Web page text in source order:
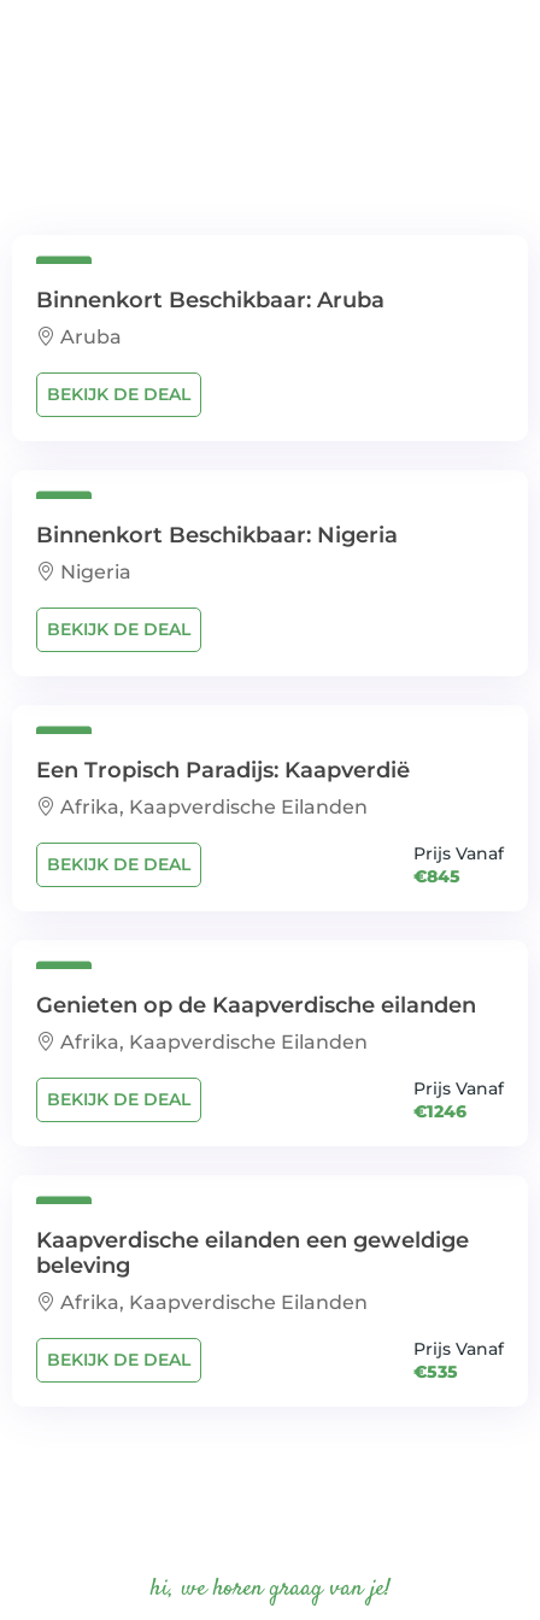
Binnenkort Beschikbaar: Aruba
Aruba
BEKIJK DE DEAL
Binnenkort Beschikbaar: Nigeria
Nigeria
BEKIJK DE DEAL
Een Tropisch Paradijs: Kaapverdië
Afrika, Kaapverdische Eilanden
BEKIJK DE DEAL
Prijs Vanaf
€845
Genieten op de Kaapverdische eilanden
Afrika, Kaapverdische Eilanden
BEKIJK DE DEAL
Prijs Vanaf
€1246
Kaapverdische eilanden een geweldige
beleving
Afrika, Kaapverdische Eilanden
BEKIJK DE DEAL
Prijs Vanaf
€535
hi, we horen graag van je!